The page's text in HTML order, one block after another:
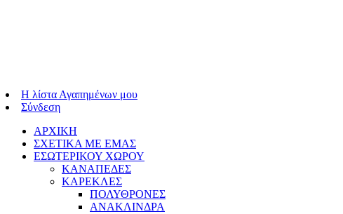
Η λίστα Αγαπημένων μου
Σύνδεση
ΑΡΧΙΚΗ
ΣΧΕΤΙΚΑ ΜΕ ΕΜΑΣ
ΕΣΩΤΕΡΙΚΟΥ ΧΩΡΟΥ
ΚΑΝΑΠΕΔΕΣ
ΚΑΡΕΚΛΕΣ
ΠΟΛΥΘΡΟΝΕΣ
ΑΝΑΚΛΙΝΔΡΑ